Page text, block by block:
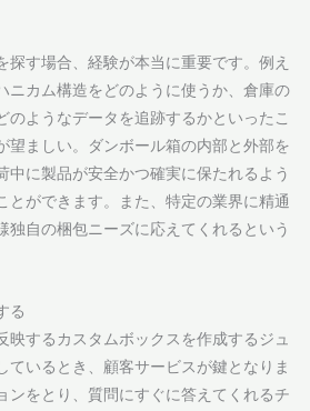
探す場合、経験が本当に重要です。例え
ニカム構造をどのように使うか、倉庫の
のようなデータを追跡するかといったこ
望ましい。ダンボール箱の内部と外部を
中に製品が安全かつ確実に保たれるよう
とができます。また、特定の業界に精通
独自の梱包ニーズに応えてくれるという
る
映するカスタムボックスを作成するジュ
ているとき、顧客サービスが鍵となりま
ンをとり、質問にすぐに答えてくれるチ